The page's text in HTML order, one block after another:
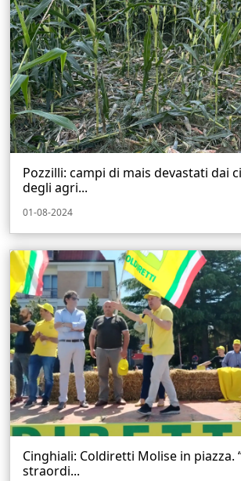
Pozzilli: campi di mais devastati dai
degli agri...
01-08-2024
Cinghiali: Coldiretti Molise in piazza.
straordi...